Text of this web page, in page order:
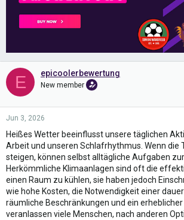
E epicoolerbewertung
New member
Jun 3, 2026
Heißes Wetter beeinflusst unsere täglichen
Arbeit und unseren Schlafrhythmus. Wenn die
steigen, können selbst alltägliche Aufgaben
Herkömmliche Klimaanlagen sind oft die
einen Raum zu kühlen, sie haben jedoch
wie hohe Kosten, die Notwendigkeit einer
räumliche Beschränkungen und ein
veranlassen viele Menschen, nach anderen